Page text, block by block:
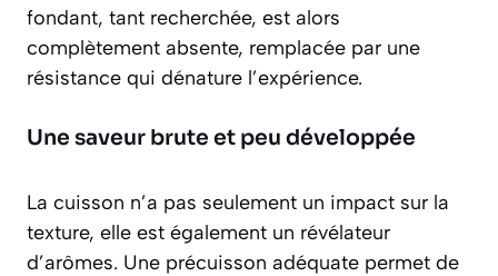
fondant, tant recherchée, est alors
complètement absente, remplacée par une
résistance qui dénature l’expérience.
Une saveur brute et peu développée
La cuisson n’a pas seulement un impact sur la
texture, elle est également un révélateur
d’arômes. Une précuisson adéquate permet de